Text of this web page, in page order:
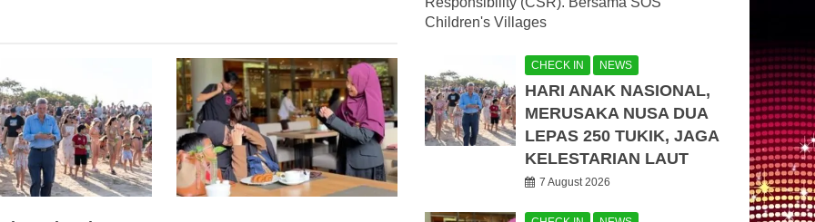
Children's Villages
CHECK IN NEWS
HARI ANAK NASIONAL,
MERUSAKA NUSA DUA
LEPAS 250 TUKIK, JAGA
KELESTARIAN LAUT
7 August 2026